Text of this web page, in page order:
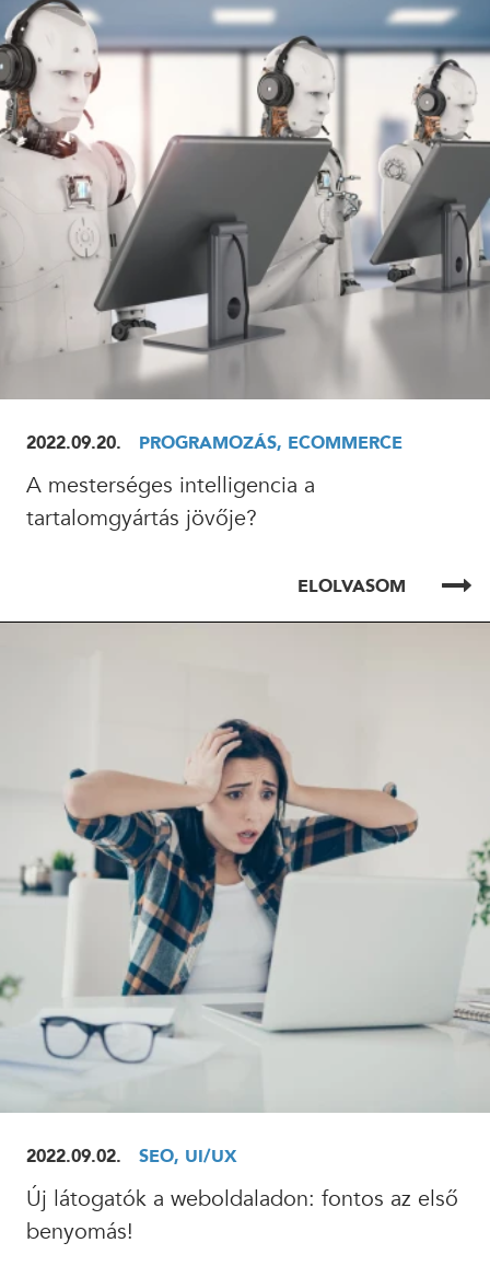
ELOLVASOM
2022.09.20. PROGRAMOZÁS, ECOMMERCE
A mesterséges intelligencia a
tartalomgyártás jövője?
ELOLVASOM
ELOLVASOM
2022.09.02. SEO, UI/UX
Új látogatók a weboldaladon: fontos az első
benyomás!